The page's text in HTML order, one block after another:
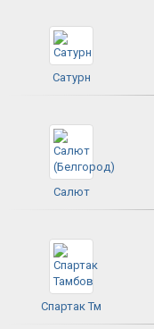
Сатурн
Салют
Спартак Тм